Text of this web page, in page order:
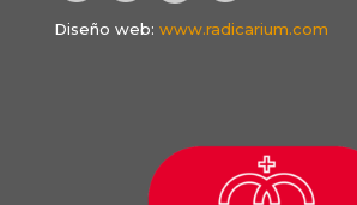
Diseño web: www.radicarium.com